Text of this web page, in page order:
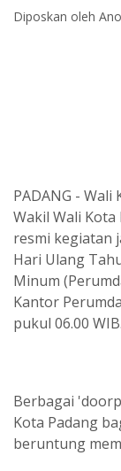
Diposkan oleh
PADANG -
Wakil Wali Kota
resmi kegiatan
Hari Ulang
Minum
Kantor
pukul 06.00 WIB.
Berbagai
Kota Padang
beruntung